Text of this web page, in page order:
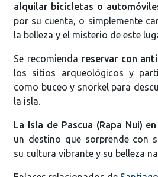
alquilar bicicletas o
por su cuenta, o simplemente
la belleza y el misterio de este
Se recomienda reservar con
los sitios arqueológicos y
como buceo y snorkel para
la isla.
La Isla de Pascua (Rapa Nui)
un destino que sorprende con
su cultura vibrante y su belleza